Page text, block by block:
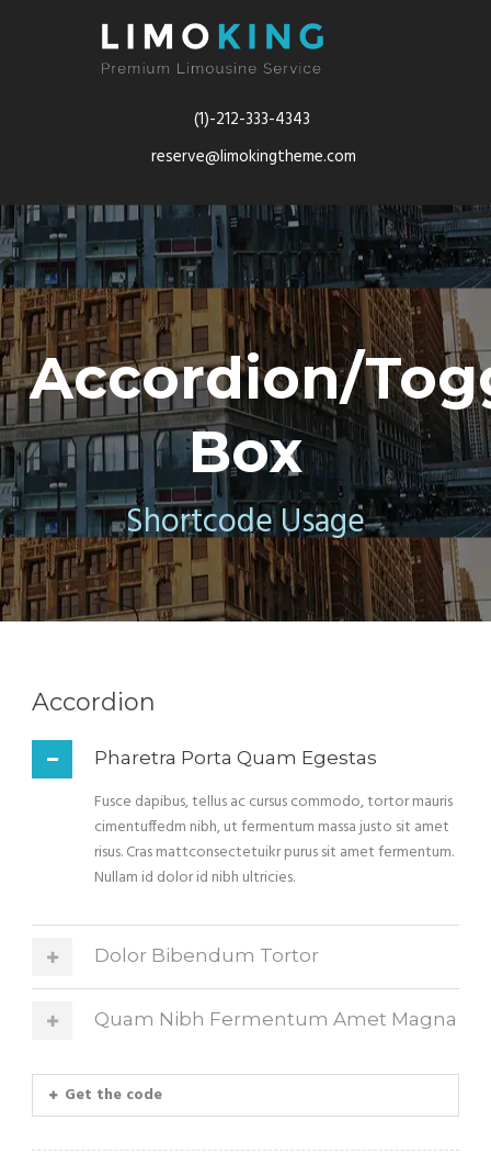
(1)-212-333-4343
reserve@limokingtheme.com
Accordion/
Box
Shortcode Usage
Accordion
Pharetra Porta Quam Egestas
Fusce dapibus, tellus ac cursus commodo, tortor mauris
cimentuffedm nibh, ut fermentum massa justo sit amet
risus. Cras mattconsectetuikr purus sit amet fermentum.
Nullam id dolor id nibh ultricies.
Dolor Bibendum Tortor
Quam Nibh Fermentum Amet Magna
Get the code